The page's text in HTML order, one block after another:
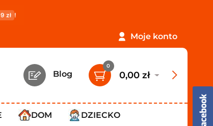
ORLEN Paczka tylko
Moje konto
Blog
0
0,00 zł
DOM
DZIECKO